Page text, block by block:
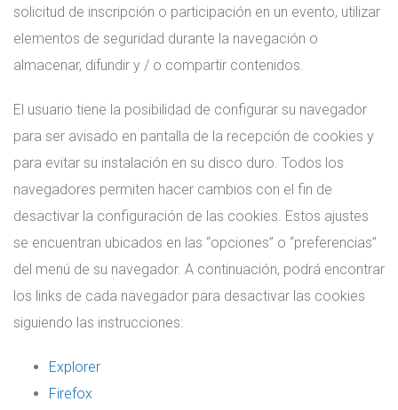
solicitud de inscripción o participación en un evento, utilizar
elementos de seguridad durante la navegación o
almacenar, difundir y / o compartir contenidos.
El usuario tiene la posibilidad de configurar su navegador
para ser avisado en pantalla de la recepción de cookies y
para evitar su instalación en su disco duro. Todos los
navegadores permiten hacer cambios con el fin de
desactivar la configuración de las cookies. Estos ajustes
se encuentran ubicados en las “opciones” o “preferencias”
del menú de su navegador. A continuación, podrá encontrar
los links de cada navegador para desactivar las cookies
siguiendo las instrucciones:
Explorer
Firefox